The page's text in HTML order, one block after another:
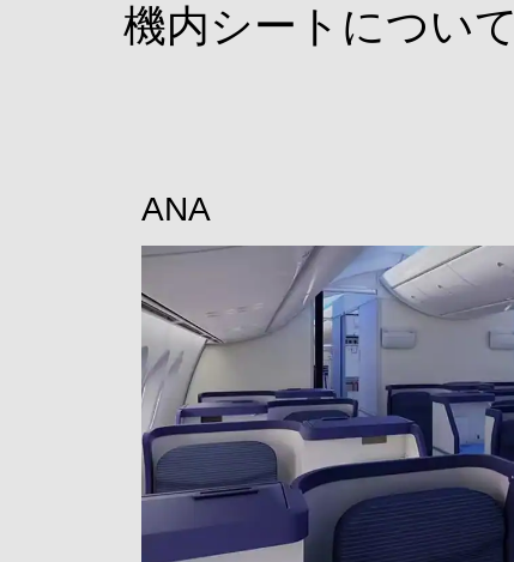
機内シートについて
ANA